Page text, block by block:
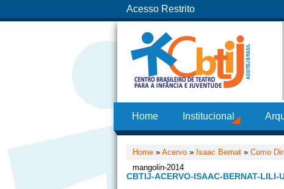
Acesso Restrito
Home Institucional
Home » Acervo » Isaac Bernat » Como
mangolin-2014
CBTIJ-ACERVO-ISAAC-BERNAT-LILI-